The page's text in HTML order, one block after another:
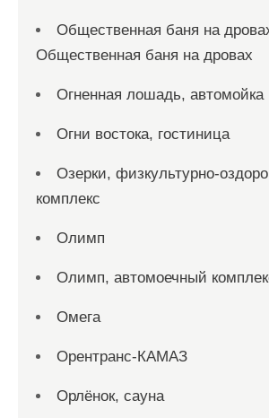
Общественная баня на
Общественная баня на дровах
Огненная лошадь, автомойка
Огни востока, гостиница
Озерки, физкультурно-
комплекс
Олимп
Олимп, автомоечный
Омега
Орентранс-КАМАЗ
Орлёнок, сауна